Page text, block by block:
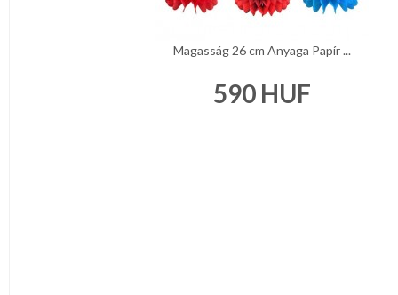
Magasság 26 cm Anyaga Papír ...
590HUF